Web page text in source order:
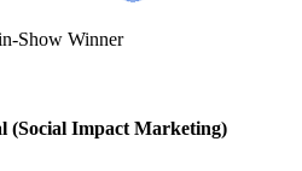
Show Winner
(Social Impact Marketing)